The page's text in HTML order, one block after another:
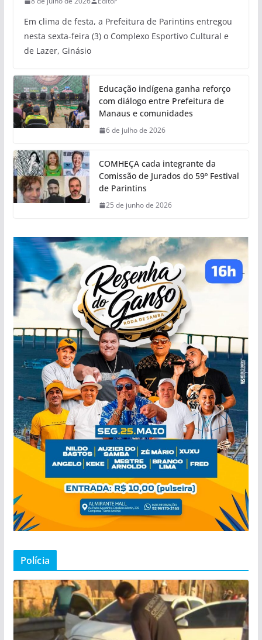
Em clima de festa, a Prefeitura de Parintins entregou
nesta sexta-feira (3) o Complexo Esportivo Cultural e
de Lazer, Ginásio
Educação indígena ganha reforço
com diálogo entre Prefeitura de
Manaus e comunidades
6 de julho de 2026
COMHEÇA cada integrante da
Comissão de Jurados do 59º Festival
de Parintins
25 de junho de 2026
Polícia